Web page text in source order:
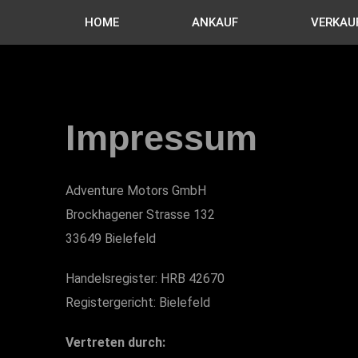
HOME ANKAUF
Impressum
Adventure Motors GmbH
Brockhagener Strasse 132
33649 Bielefeld
Handelsregister: HRB 42670
Registergericht: Bielefeld
Vertreten durch: